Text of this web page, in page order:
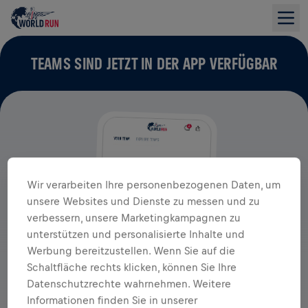
TEAMS SIND JETZT IN DER APP VERFÜGBAR
Wir verarbeiten Ihre personenbezogenen Daten, um
unsere Websites und Dienste zu messen und zu
verbessern, unsere Marketingkampagnen zu
unterstützen und personalisierte Inhalte und
Werbung bereitzustellen. Wenn Sie auf die
Schaltfläche rechts klicken, können Sie Ihre
Datenschutzrechte wahrnehmen. Weitere
Informationen finden Sie in unserer